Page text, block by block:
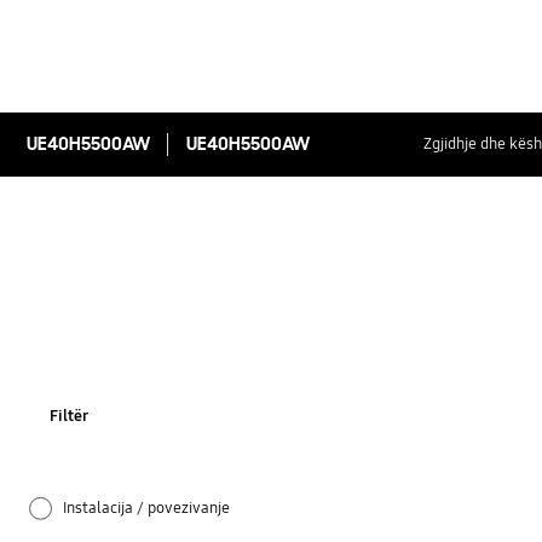
UE40H5500AW UE40H5500AW Zgjidhje dhe
Filtër
Instalacija / povezivanje